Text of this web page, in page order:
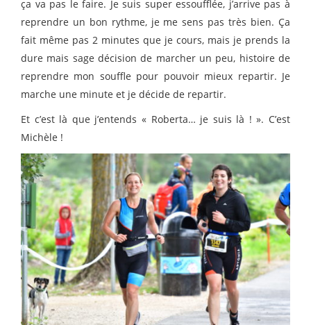
ça va pas le faire. Je suis super essoufflée, j’arrive pas à
reprendre un bon rythme, je me sens pas très bien. Ça
fait même pas 2 minutes que je cours, mais je prends la
dure mais sage décision de marcher un peu, histoire de
reprendre mon souffle pour pouvoir mieux repartir. Je
marche une minute et je décide de repartir.
Et c’est là que j’entends « Roberta… je suis là ! ». C’est
Michèle !